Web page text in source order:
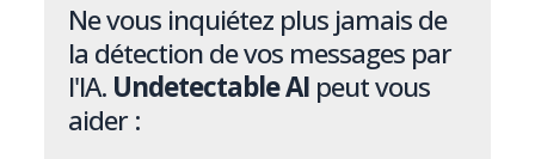
Ne vous inquiétez plus jamais de
la détection de vos messages par
l'IA. Undetectable AI peut vous
aider :